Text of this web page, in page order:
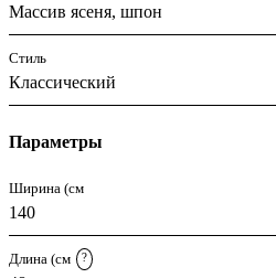
Массив ясеня, шпон
Стиль
Классический
Параметры
Ширина (см
140
Длина (см ?